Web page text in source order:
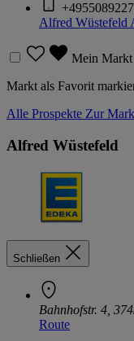
Alfred Wüstefeld
Mein Markt
Markt als Favorit
Alle Prospekte Zur
Alfred Wüstefeld
Schließen
Bahnhofstr. 4,
Route